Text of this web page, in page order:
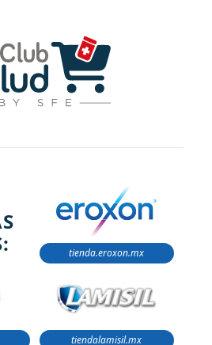
tienda.eroxon.mx
tiendalamisil.mx